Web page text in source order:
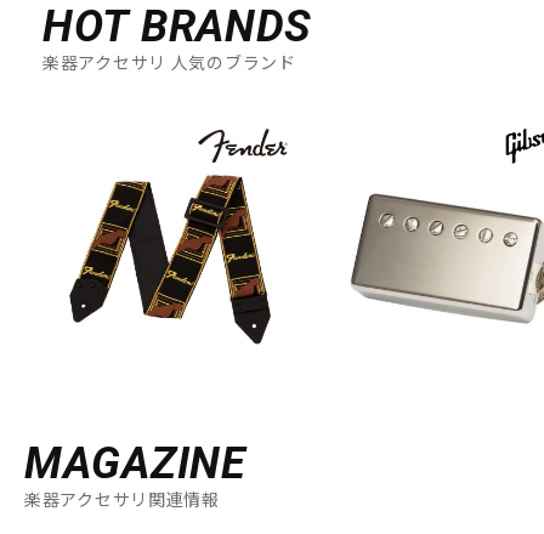
DTM オンライン納品 レコーディング機器
HOT BRANDS
楽器アクセサリ 人気のブランド
MAGAZINE
楽器アクセサリ関連情報